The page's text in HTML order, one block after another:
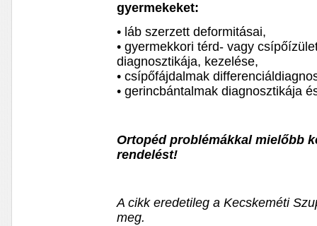
gyermekeket:
• láb szerzett deformitásai,
• gyermekkori térd- vagy
diagnosztikája, kezelése,
• csípőfájdalmak
• gerincbántalmak diagnosztikája
Ortopéd problémákkal mielőbb
rendelést!
A cikk eredetileg a Kecskeméti
meg.